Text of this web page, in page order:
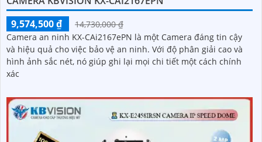
9,574,500 ₫
14,730,000 ₫
Camera an ninh KX-CAi2167ePN là một Camera đáng tin cậy
và hiệu quả cho việc bảo vệ an ninh. Với độ phân giải cao và
hình ảnh sắc nét, nó giúp ghi lại mọi chi tiết một cách chính
xác